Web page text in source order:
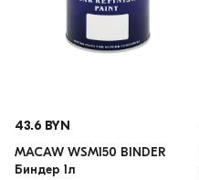
43.6 BYN
MACAW WSM150 BINDER
Биндер 1л